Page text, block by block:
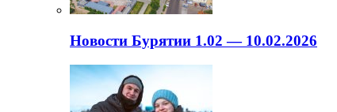
Новости Бурятии 1.02 — 10.02.2026